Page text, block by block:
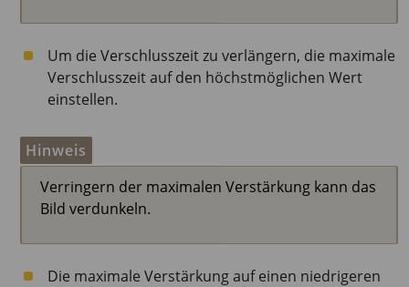
Um die Verschlusszeit zu verlängern, die maximale
Verschlusszeit auf den höchstmöglichen Wert
einstellen.
Hinweis
Verringern der maximalen Verstärkung kann das
Bild verdunkeln.
Die maximale Verstärkung auf einen niedrigeren